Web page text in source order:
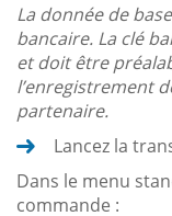
La donnée de
bancaire. La clé
et doit être
l’enregistrement
partenaire.
Lancez la
Dans le menu
commande :